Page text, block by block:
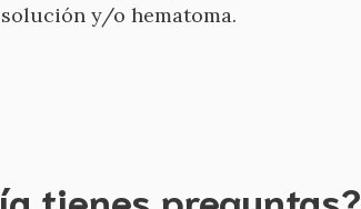
y/o hematoma.
tienes preguntas?